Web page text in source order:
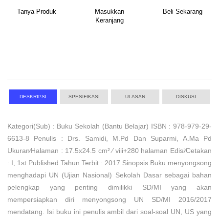
Tanya Produk
Masukkan
Keranjang
Beli Sekarang
DESKRIPSI SPESIFIKASI ULASAN DISKUSI
Kategori(Sub) : Buku Sekolah (Bantu Belajar) ISBN : 978-979-29-
6613-8 Penulis : Drs. Samidi, M.Pd Dan Suparmi, A.Ma Pd
Ukuran⁄Halaman : 17.5x24.5 cm² ⁄ viii+280 halaman Edisi⁄Cetakan
: I, 1st Published Tahun Terbit : 2017 Sinopsis Buku menyongsong
menghadapi UN (Ujian Nasional) Sekolah Dasar sebagai bahan
pelengkap yang penting dimilikki SD/MI yang akan
mempersiapkan diri menyongsong UN SD/MI 2016/2017
mendatang. Isi buku ini penulis ambil dari soal-soal UN, US yang